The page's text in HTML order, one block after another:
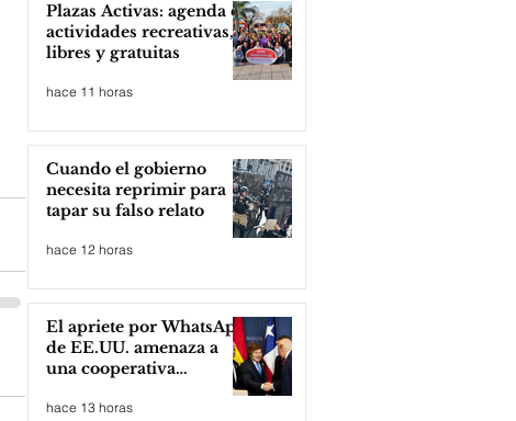
Plazas Activas: agenda de
actividades recreativas,
libres y gratuitas
hace 11 horas
Cuando el gobierno
necesita reprimir para
tapar su falso relato
hace 12 horas
El apriete por WhatsApp
de EE.UU. amenaza a
una cooperativa
argentina para boicotear
a Huawei
hace 13 horas